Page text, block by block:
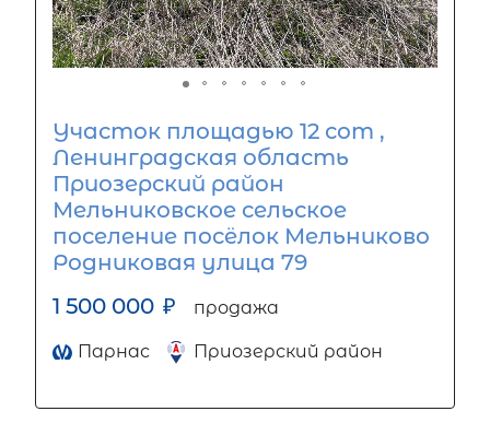
Участок площадью 12 сот ,
Ленинградская область
Приозерский район
Мельниковское сельское
поселение посёлок Мельниково
Родниковая улица 79
1 500 000 ₽ продажа
Парнас Приозерский район